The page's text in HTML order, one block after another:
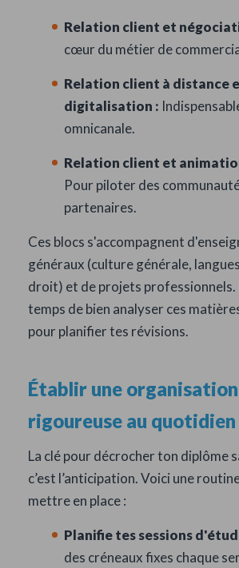
Relation client et
cœur du métier de
Relation client à distance
digitalisation :
omnicanale.
Relation client et
Pour piloter des
partenaires.
Ces blocs s'accompagnent
généraux (culture générale,
droit) et de projets professionnels.
temps de bien analyser ces
pour planifier tes révisions.
Établir une organisation
rigoureuse au quotidien
La clé pour décrocher ton diplôme
c’est l’anticipation. Voici une
mettre en place :
Planifie tes sessions
des créneaux fixes chaque